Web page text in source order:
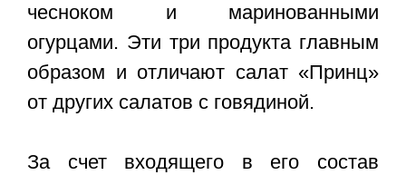
чесноком и маринованными
огурцами. Эти три продукта главным
образом и отличают салат «Принц»
от других салатов с говядиной.
За счет входящего в его состав